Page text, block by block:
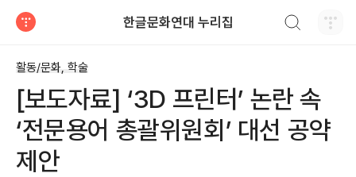
한글문화연대 누리집
활동/문화, 학술
[보도자료] ‘3D 프린터’ 논란 속
‘전문용어 총괄위원회’ 대선 공약
제안